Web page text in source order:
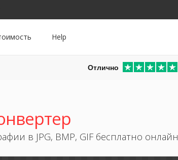
Help
Отлично
в JPG, BMP, GIF бесплатно онлайн